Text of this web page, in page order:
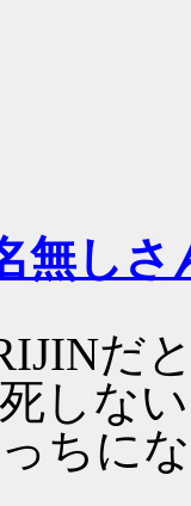
無しさ
だ
しな
ちに